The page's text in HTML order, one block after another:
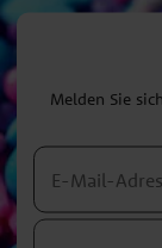
Melden Sie